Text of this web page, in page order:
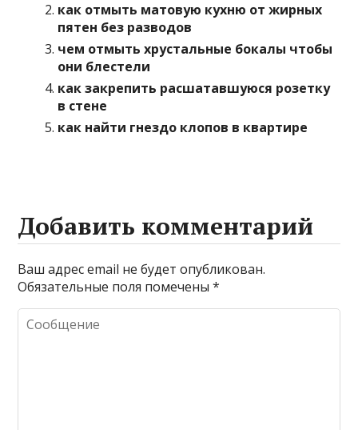
как отмыть матовую кухню от жирных
пятен без разводов
чем отмыть хрустальные бокалы чтобы
они блестели
как закрепить расшатавшуюся розетку
в стене
как найти гнездо клопов в квартире
Добавить комментарий
Ваш адрес email не будет опубликован.
Обязательные поля помечены*